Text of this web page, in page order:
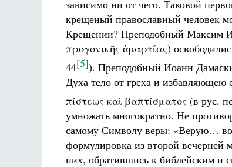
зависимо ни от чего. Таковой
крещеный православный человек
Крещении? Преподобный Максим
προγονικῆς ἁμαρτίας)
44[5]). Преподобный Иоанн
Духа тело от греха и избавляющею
πίστεως καὶ βαπτίσματος (в рус.
умножать многократно. Не
самому Символу веры: «Верую… во
формулировка из второй вечерней
них, обратившись к библейским и